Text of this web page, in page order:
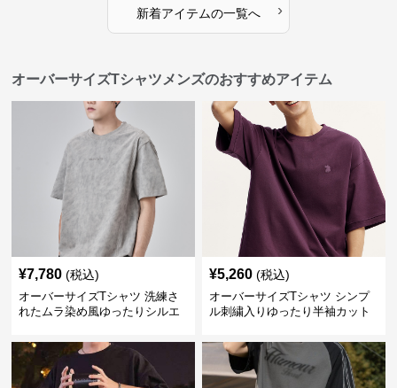
新着アイテムの一覧へ ›
オーバーサイズTシャツメンズのおすすめアイテム
¥7,780 (税込)
オーバーサイズTシャツ 洗練さ
れたムラ染め風ゆったりシルエ
¥5,260 (税込)
オーバーサイズTシャツ シンプ
ル刺繍入りゆったり半袖カット